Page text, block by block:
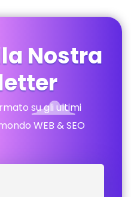
Nostra
su gli ultimi
WEB & SEO